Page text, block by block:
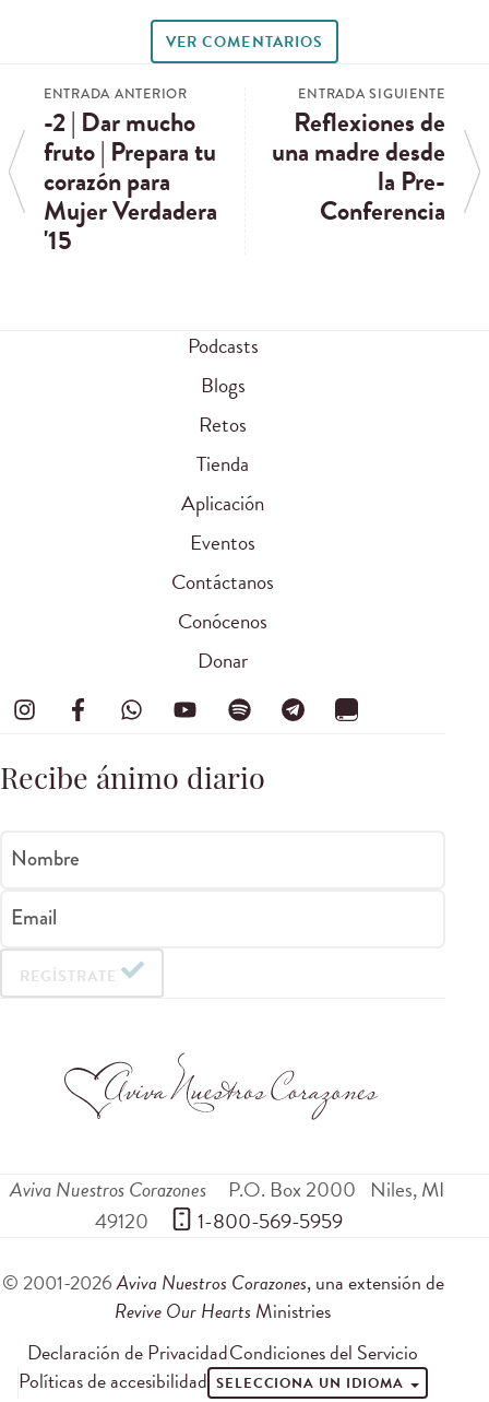
VER COMENTARIOS
ENTRADA ANTERIOR
-2 | Dar mucho
fruto | Prepara tu
corazón para
Mujer Verdadera
'15
ENTRADA SIGUIENTE
Reflexiones de
una madre desde
la Pre-
Conferencia
Podcasts
Blogs
Retos
Tienda
Aplicación
Eventos
Contáctanos
Conócenos
Donar
Recibe ánimo diario
Nombre
Email
REGÍSTRATE
Aviva Nuestros Corazones P.O. Box 2000 Niles,MI
49120
1-800-569-5959
© 2001-2026Aviva Nuestros Corazones, una extensión de
Revive Our Hearts Ministries
Declaración de PrivacidadCondiciones del Servicio
Políticas de accesibilidad SELECCIONA UN IDIOMA